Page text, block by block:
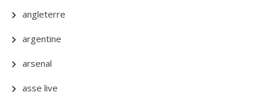
angleterre
argentine
arsenal
asse live